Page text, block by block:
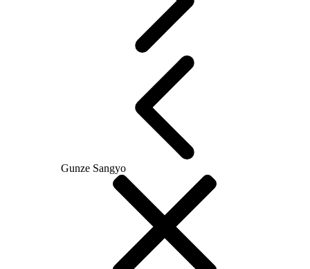
Gunze Sangyo